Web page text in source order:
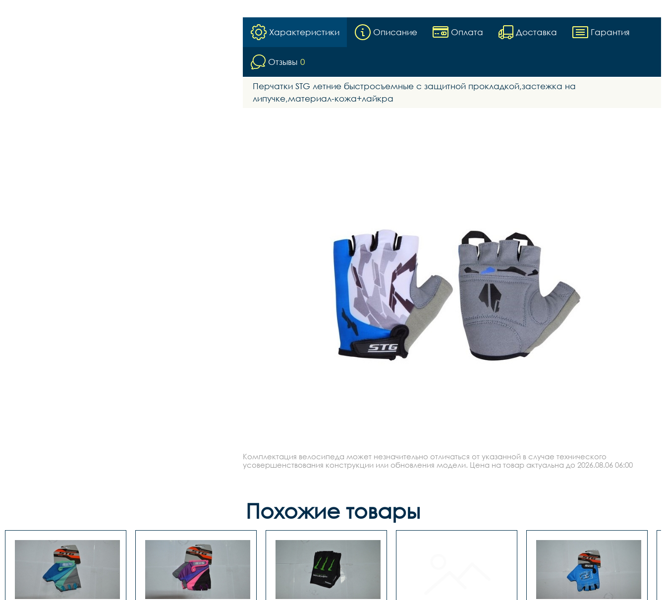
Характеристики Описание Оплата Доставка Гарантия
Отзывы 0
Перчатки STG летние быстросъемные с защитной прокладкой,застежка на
липучке,материал-кожа+лайкра
Комплектация велосипеда может незначительно отличаться от указанной в случае технического
усовершенствования конструкции или обновления модели. Цена на товар актуальна до 2026.08.06 06:00
Похожие товары